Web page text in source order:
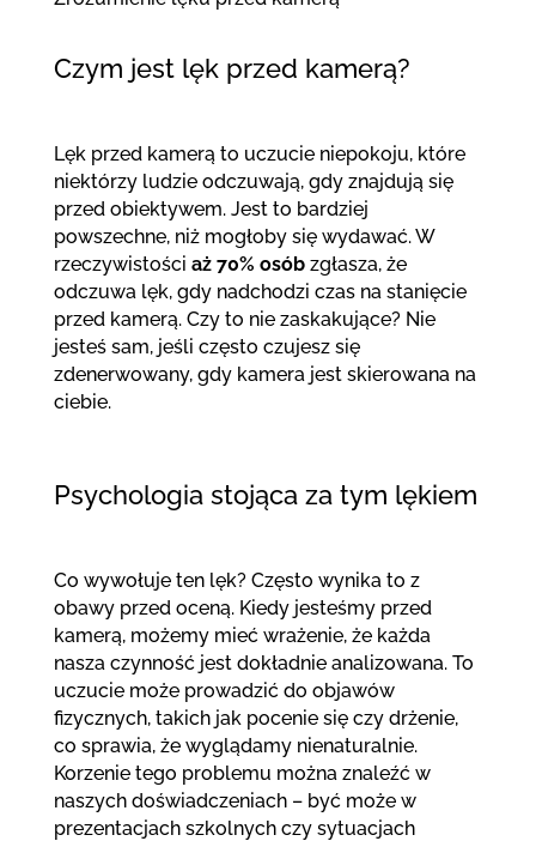
Czym jest lęk przed kamerą?
Lęk przed kamerą to uczucie niepokoju, które
niektórzy ludzie odczuwają, gdy znajdują się
przed obiektywem. Jest to bardziej
powszechne, niż mogłoby się wydawać. W
rzeczywistości aż 70% osóbzgłasza, że
odczuwa lęk, gdy nadchodzi czas na stanięcie
przed kamerą. Czy to nie zaskakujące? Nie
jesteś sam, jeśli często czujesz się
zdenerwowany, gdy kamera jest skierowana na
ciebie.
Psychologia stojąca za tym lękiem
Co wywołuje ten lęk? Często wynika to z
obawy przed oceną. Kiedy jesteśmy przed
kamerą, możemy mieć wrażenie, że każda
nasza czynność jest dokładnie analizowana. To
uczucie może prowadzić do objawów
fizycznych, takich jak pocenie się czy drżenie,
co sprawia, że wyglądamy nienaturalnie.
Korzenie tego problemu można znaleźć w
naszych doświadczeniach – być może w
prezentacjach szkolnych czy sytuacjach